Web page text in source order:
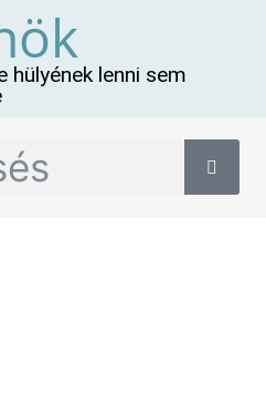
lenni sem